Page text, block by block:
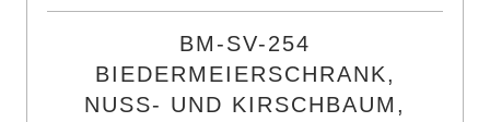
BM-SV-254
BIEDERMEIERSCHRANK,
NUSS- UND KIRSCHBAUM,